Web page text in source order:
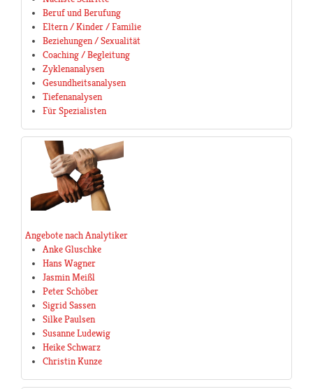
Beruf und Berufung
Eltern / Kinder / Familie
Beziehungen / Sexualität
Coaching / Begleitung
Zyklenanalysen
Gesundheitsanalysen
Tiefenanalysen
Für Spezialisten
Angebote nach Analytiker
Anke Gluschke
Hans Wagner
Jasmin Meißl
Peter Schöber
Sigrid Sassen
Silke Paulsen
Susanne Ludewig
Heike Schwarz
Christin Kunze